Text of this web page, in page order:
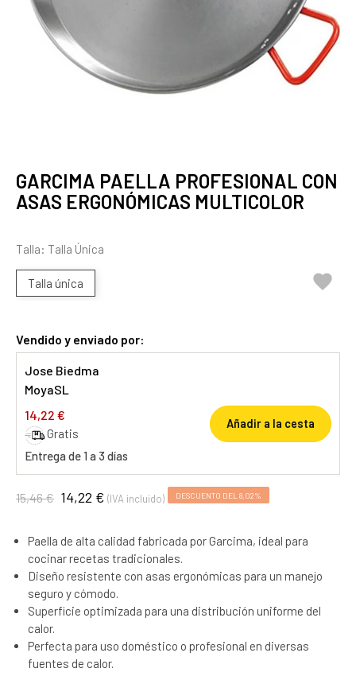
GARCIMA PAELLA PROFESIONAL CON
ASAS ERGONÓMICAS MULTICOLOR
Talla: Talla Única
Talla única 
Vendido y enviado por:
Jose Biedma
MoyaSL
14,22 €
Gratis
Entrega de 1 a 3 días
Añadir a la cesta
15,46 € 14,22 € (IVA incluido) DESCUENTO DEL 8,02%
Paella de alta calidad fabricada por Garcima, ideal para
cocinar recetas tradicionales.
Diseño resistente con asas ergonómicas para un manejo
seguro y cómodo.
Superficie optimizada para una distribución uniforme del
calor.
Perfecta para uso doméstico o profesional en diversas
fuentes de calor.